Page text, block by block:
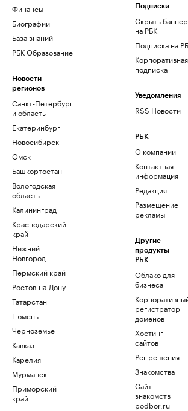
Финансы
Биографии
База знаний
РБК Образование
Новости
регионов
Санкт-Петербург
и область
Екатеринбург
Новосибирск
Омск
Башкортостан
Вологодская
область
Калининград
Краснодарский
край
Нижний
Новгород
Пермский край
Ростов-на-Дону
Татарстан
Тюмень
Черноземье
Кавказ
Карелия
Мурманск
Приморский
край
Подписки
Скрыть
на РБК
Подписка на
Корпоративная
подписка
Уведомления
RSS Новости
РБК
О компании
Контактная
информация
Редакция
Размещение
рекламы
Другие
продукты
РБК
Облако для
бизнеса
регистратор
доменов
Хостинг
сайтов
Рег.решения
Знакомства
Сайт
знакомств
podbor.ru